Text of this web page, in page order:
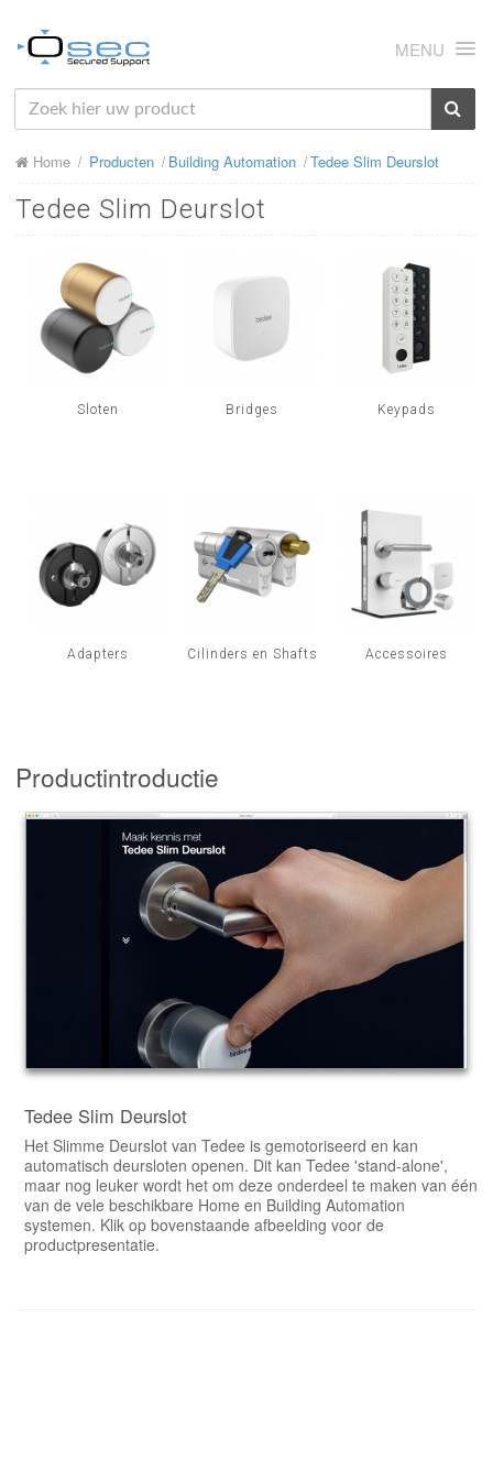
MENU
HOME
OVER ONS
NIEUWS
PRODUCTEN
SUPPORT
RMA
MIJN OSEC
Home Producten Building Automation Tedee Slim Deurslot
Tedee Slim Deurslot
Sloten Bridges Keypads
Adapters Cilinders en Shafts Accessoires
Productintroductie
Tedee Slim Deurslot
Het Slimme Deurslot van Tedee is gemotoriseerd en kan
automatisch deursloten openen. Dit kan Tedee 'stand-alone',
maar nog leuker wordt het om deze onderdeel te maken van één
van de vele beschikbare Home en Building Automation
systemen. Klik op bovenstaande afbeelding voor de
productpresentatie.